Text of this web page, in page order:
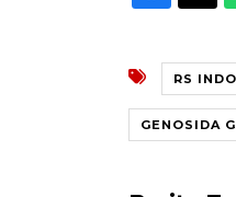
RS
GENOSIDA